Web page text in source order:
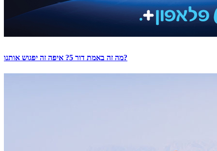
מה זה באמת דור 5? איפה זה יפגוש אותנו?